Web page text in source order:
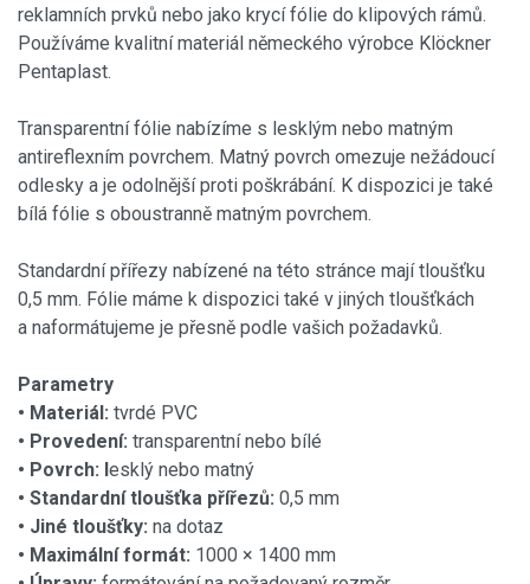
reklamních prvků nebo jako krycí fólie do klipových rámů.
Používáme kvalitní materiál německého výrobce Klöckner
Pentaplast.
Transparentní fólie nabízíme s lesklým nebo matným
antireflexním povrchem. Matný povrch omezuje nežádoucí
odlesky a je odolnější proti poškrábání. K dispozici je také
bílá fólie s oboustranně matným povrchem.
Standardní přířezy nabízené na této stránce mají tloušťku
0,5 mm. Fólie máme k dispozici také v jiných tloušťkách
a naformátujeme je přesně podle vašich požadavků.
Parametry
• Materiál: tvrdé PVC
• Provedení: transparentní nebo bílé
• Povrch: l esklý nebo matný
• Standardní tloušťka přířezů: 0,5 mm
• Jiné tloušťky: na dotaz
• Maximální formát: 1000 × 1400 mm